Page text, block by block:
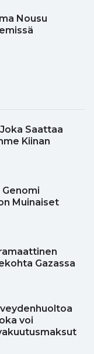
Nousu
Saattaa
Kiinan
Muinaiset
Gazassa
voi